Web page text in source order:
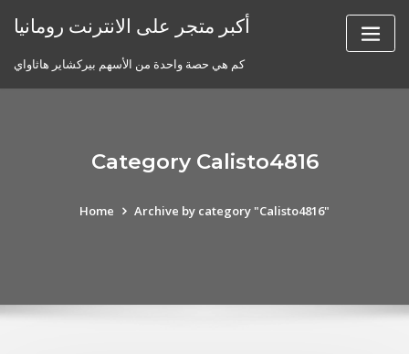
أكبر متجر على الانترنت رومانيا
كم هي حصة واحدة من الأسهم بيركشاير هاثاواي
Category Calisto4816
Home Archive by category "Calisto4816"